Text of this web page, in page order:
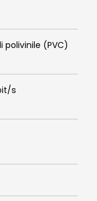
polivinile (PVC)
s